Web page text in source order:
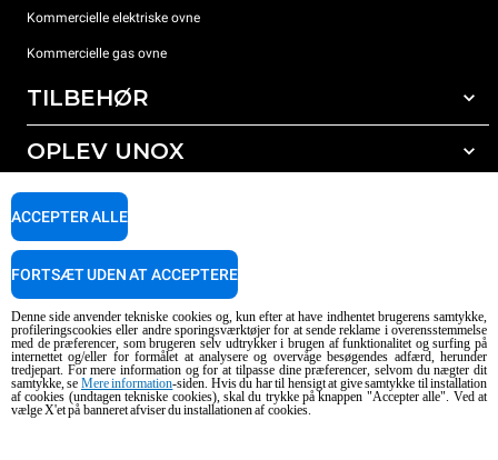
Kommercielle elektriske ovne
Kommercielle gas ovne
TILBEHØR
Alt tilbehør
Rengøringsmidler til manuel vask
OPLEV UNOX
Vores kontorer rundt om i verden
SUPPORT
FIND SERVICECENTER
Copyright 2026 UNOX SpA. Alle rettigheder forbeholdes. Reg. Imp. Padova nr.
04230750285 - REA Padova 372835 - Kap. Soc. 5.000.000 € iv - P.IVA / CF
04230750285 - IT WEEE Reg. No. IT08020000000377
AI Content Disclaimer Privacy policy Cookie policy
Denne side anvender tekniske cookies og, kun efter at have indhentet brugerens samtykke,
profileringscookies eller andre sporingsværktøjer for at sende reklame i overensstemmelse
med de præferencer, som brugeren selv udtrykker i brugen af funktionalitet og surfing på
internettet og/eller for formålet at analysere og overvåge besøgendes adfærd, herunder
tredjepart. For mere information og for at tilpasse dine præferencer, selvom du nægter dit
samtykke, se Mere information-siden. Hvis du har til hensigt at give samtykke til installation
af cookies (undtagen tekniske cookies), skal du trykke på knappen "Accepter alle". Ved at
vælge X'et på banneret afviser du installationen af cookies.
ACCEPTER ALLE
FORTSÆT UDEN AT ACCEPTERE